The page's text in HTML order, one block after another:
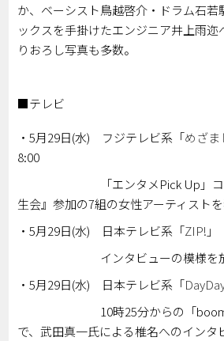
か、ベーシスト鳥越啓介・ドラム石若
ックスを手掛けたエンジニア井上雨
りおろし写真も多数。
■テレビ
・5月29日(水) フジテレビ系「めざま
8:00
「エンタメPick Up」コー
生会』参加の7組の女性アーティストを
・5月29日(水) 日本テレビ系「ZIP!
インタビューの模様を放
・5月29日(水) 日本テレビ系「
10時25分からの「
で、武田真一氏による椎名へのインタ